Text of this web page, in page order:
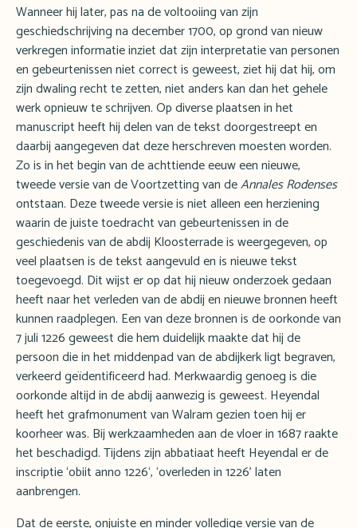
Wanneer hij later, pas na de voltooiing van zijn
geschiedschrijving na december 1700, op grond van nieuw
verkregen informatie inziet dat zijn interpretatie van personen
en gebeurtenissen niet correct is geweest, ziet hij dat hij, om
zijn dwaling recht te zetten, niet anders kan dan het gehele
werk opnieuw te schrijven. Op diverse plaatsen in het
manuscript heeft hij delen van de tekst doorgestreept en
daarbij aangegeven dat deze herschreven moesten worden.
Zo is in het begin van de achttiende eeuw een nieuwe,
tweede versie van de Voortzetting van deAnnales Rodenses
ontstaan. Deze tweede versie is niet alleen een herziening
waarin de juiste toedracht van gebeurtenissen in de
geschiedenis van de abdij Kloosterrade is weergegeven, op
veel plaatsen is de tekst aangevuld en is nieuwe tekst
toegevoegd. Dit wijst er op dat hij nieuw onderzoek gedaan
heeft naar het verleden van de abdij en nieuwe bronnen heeft
kunnen raadplegen. Een van deze bronnen is de oorkonde van
7 juli 1226 geweest die hem duidelijk maakte dat hij de
persoon die in het middenpad van de abdijkerk ligt begraven,
verkeerd geïdentificeerd had. Merkwaardig genoeg is die
oorkonde altijd in de abdij aanwezig is geweest. Heyendal
heeft het grafmonument van Walram gezien toen hij er
koorheer was. Bij werkzaamheden aan de vloer in 1687 raakte
het beschadigd. Tijdens zijn abbatiaat heeft Heyendal er de
inscriptie ‘obiit anno 1226‘, ‘overleden in 1226’ laten
aanbrengen.
Dat de eerste, onjuiste en minder volledige versie van de